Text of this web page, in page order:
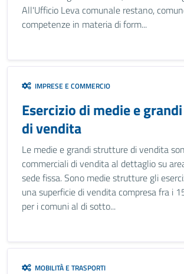
All'Ufficio Leva comunale restano,
competenze in materia di form...
IMPRESE E COMMERCIO
Esercizio di medie e
di vendita
Le medie e grandi strutture di vendita
commerciali di vendita al dettaglio su
sede fissa. Sono medie strutture gli
una superficie di vendita compresa fra i
per i comuni al di sotto...
MOBILITÀ E TRASPORTI